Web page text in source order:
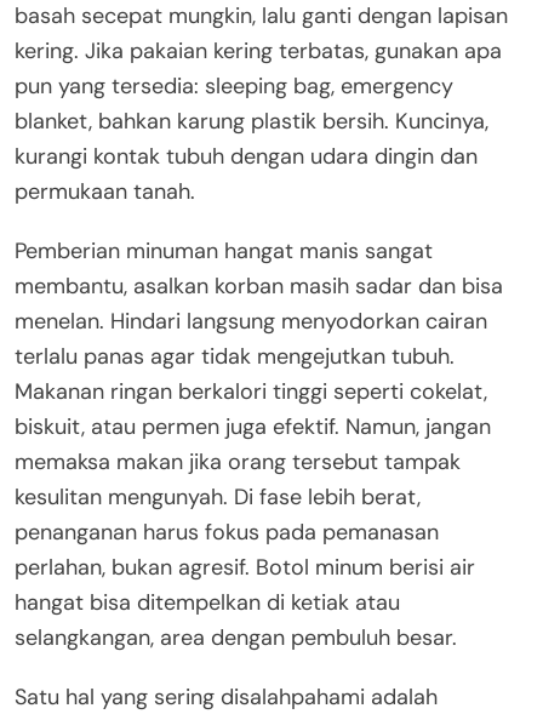
basah secepat mungkin, lalu ganti dengan lapisan
kering. Jika pakaian kering terbatas, gunakan apa
pun yang tersedia: sleeping bag, emergency
blanket, bahkan karung plastik bersih. Kuncinya,
kurangi kontak tubuh dengan udara dingin dan
permukaan tanah.
Pemberian minuman hangat manis sangat
membantu, asalkan korban masih sadar dan bisa
menelan. Hindari langsung menyodorkan cairan
terlalu panas agar tidak mengejutkan tubuh.
Makanan ringan berkalori tinggi seperti cokelat,
biskuit, atau permen juga efektif. Namun, jangan
memaksa makan jika orang tersebut tampak
kesulitan mengunyah. Di fase lebih berat,
penanganan harus fokus pada pemanasan
perlahan, bukan agresif. Botol minum berisi air
hangat bisa ditempelkan di ketiak atau
selangkangan, area dengan pembuluh besar.
Satu hal yang sering disalahpahami adalah